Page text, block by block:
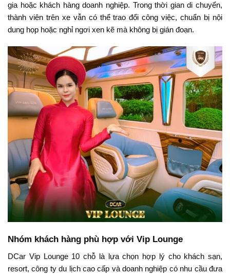
gia hoặc khách hàng doanh nghiệp. Trong thời gian di chuyển,
thành viên trên xe vẫn có thể trao đổi công việc, chuẩn bị nội
dung họp hoặc nghỉ ngơi xen kẽ mà không bị gián đoạn.
Nhóm khách hàng phù hợp với Vip Lounge
DCar Vip Lounge 10 chỗ là lựa chọn hợp lý cho khách sạn,
resort, công ty du lịch cao cấp và doanh nghiệp có nhu cầu đưa